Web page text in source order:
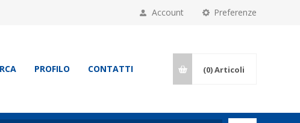
Preferenze
Account
PROFILO CONTATTI (0)Articoli